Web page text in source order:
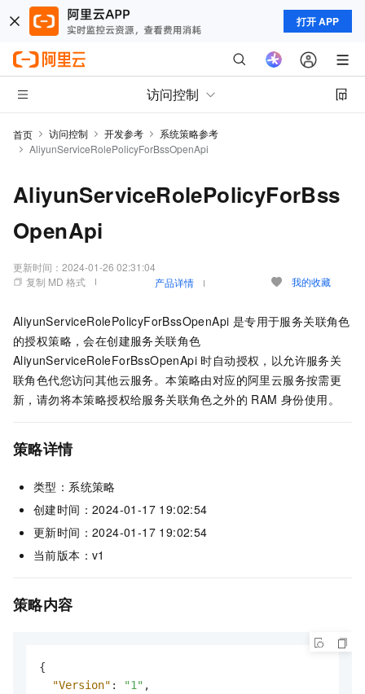
打开 APP
访问控制
首页 访问控制 开发参考
系统策略参考
AliyunServiceRolePolicyForBssOpenApi
AliyunServiceRolePolicyForBss
OpenApi
更新时间： 2024-01-26 02:31:04
复制 MD 格式
产品详情 我的收藏
AliyunServiceRolePolicyForBssOpenApi 是专用于服务关联角色
的授权策略，会在创建服务关联角色
AliyunServiceRoleForBssOpenApi 时自动授权，以允许服务关
联角色代您访问其他云服务。本策略由对应的阿里云服务按需更
新，请勿将本策略授权给服务关联角色之外的 RAM 身份使用。
策略详情
类型：系统策略
创建时间：2024-01-17 19:02:54
更新时间：2024-01-17 19:02:54
当前版本：v1
策略内容
{
"Version" : "1" ,